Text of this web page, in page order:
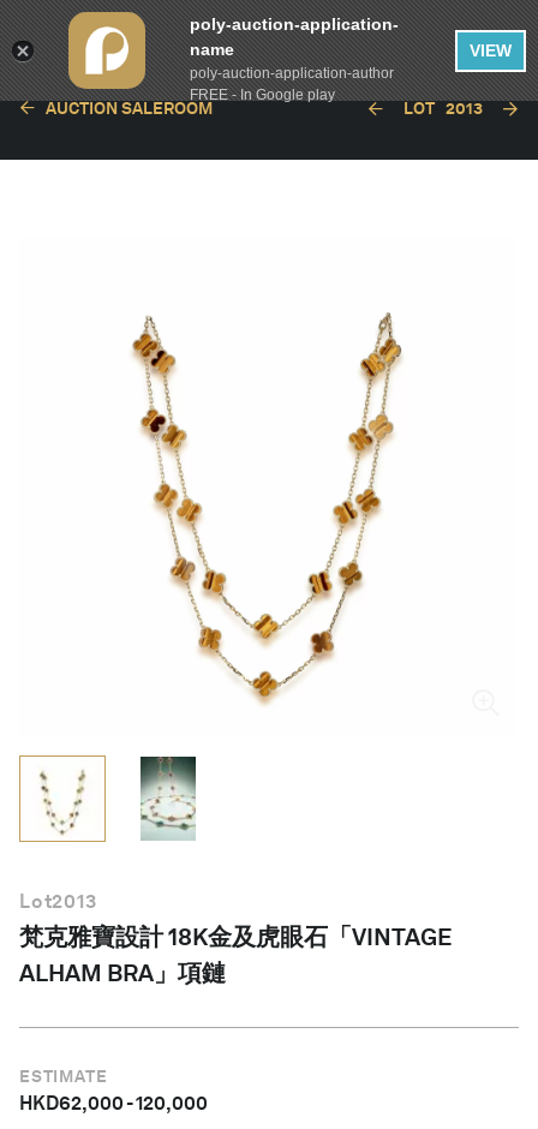
AUCTION SALEROOM LOT 2013
Lot2013
梵克雅寶設計 18K金及虎眼石「VINTAGE
ALHAM BRA」項鏈
ESTIMATE
HKD62,000-120,000
poly-auction-application-
name
poly-auction-application-author
FREE - In Google play
VIEW